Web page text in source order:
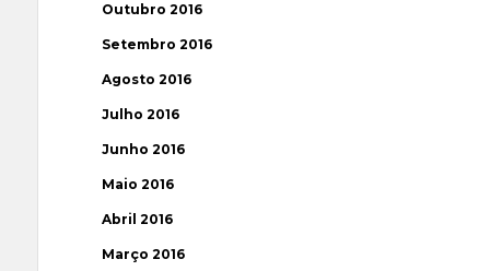
Outubro 2016
Setembro 2016
Agosto 2016
Julho 2016
Junho 2016
Maio 2016
Abril 2016
Março 2016